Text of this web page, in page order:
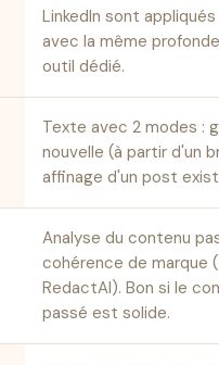
LinkedIn sont
avec la même
outil dédié.
Texte avec 2 modes :
nouvelle (à partir d'un
affinage d'un post
Analyse du contenu
cohérence de marque
RedactAI). Bon si le
passé est solide.